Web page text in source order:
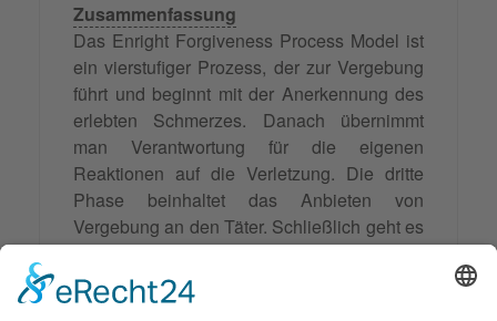
Zusammenfassung
Das Enright Forgiveness Process Model ist
ein vierstufiger Prozess, der zur Vergebung
führt und beginnt mit der Anerkennung des
erlebten Schmerzes. Danach übernimmt
man Verantwortung für die eigenen
Reaktionen auf die Verletzung. Die dritte
Phase beinhaltet das Anbieten von
Vergebung an den Täter. Schließlich geht es
um das Akzeptieren der Vergebung und das
Lösen von der Vergangenheit. Dieses
Modell kann in Mediationen hilfreich sein,